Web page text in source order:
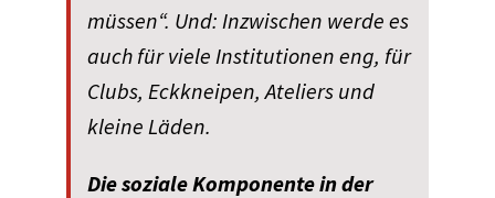
müssen“. Und: Inzwischen werde es
auch für viele Institutionen eng, für
Clubs, Eckkneipen, Ateliers und
kleine Läden.
Die soziale Komponente in der